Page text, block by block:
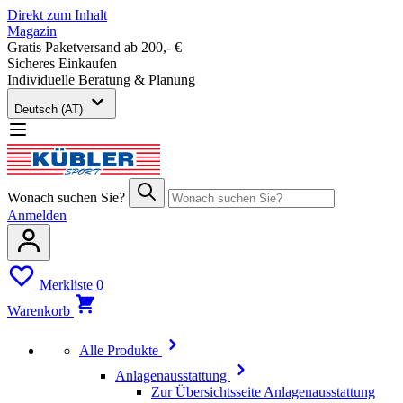
Direkt zum Inhalt
Magazin
Gratis Paketversand ab 200,- €
Sicheres Einkaufen
Individuelle Beratung & Planung
Deutsch (AT)
Wonach suchen Sie?
Anmelden
Merkliste 0
Warenkorb
Alle Produkte
Anlagenausstattung
Zur Übersichtsseite Anlagenausstattung